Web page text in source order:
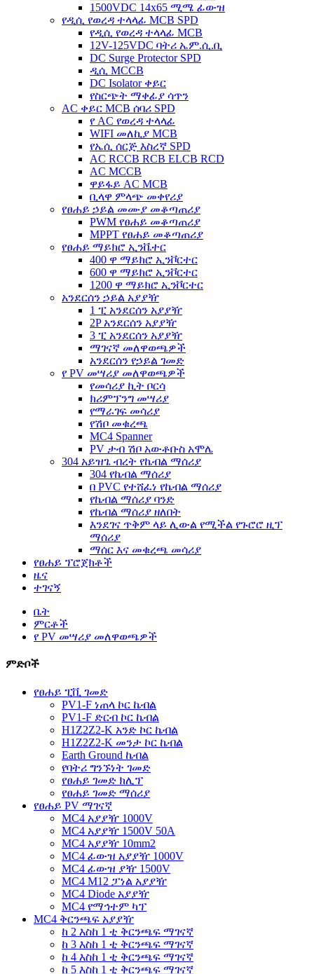
1500VDC 14x65 ሚሜ ፊውዝ
የዲሲ የወረዳ ተላላፊ MCB SPD
የዲሲ የወረዳ ተላላፊ MCB
12V-125VDC ባትሪ ኤም.ሲ.ቢ
DC Surge Protector SPD
ዲሲ MCCB
DC Isolator ቀይር
የስርጭት ማቀፊያ ሳጥን
AC ቀይር MCB ሰባሪ SPD
የ AC የወረዳ ተላላፊ
WIFI መለኪያ MCB
የኤሲ ሰርጅ እስረኛ SPD
AC RCCB RCB ELCB RCD
AC MCCB
ዋይፋይ AC MCB
ቢላዋ ምላጭ መቀየሪያ
የፀሐይ ኃይል መሙያ መቆጣጠሪያ
PWM የፀሐይ መቆጣጠሪያ
MPPT የፀሐይ መቆጣጠሪያ
የፀሐይ ማይክሮ ኢንቬተር
400 ዋ ማይክሮ ኢንቮርተር
600 ዋ ማይክሮ ኢንቮርተር
1200 ዋ ማይክሮ ኢንቮርተር
አንደርሰን ኃይል አያያዥ
1 ፒ አንደርሰን አያያዥ
2P አንደርሰን አያያዥ
3 ፒ አንደርሰን አያያዥ
ማገናኛ መለዋወጫዎች
አንደርሰን የኃይል ገመድ
የ PV መሣሪያ መለዋወጫዎች
የመሳሪያ ኪት ቦርሳ
ክሪምፕንግ መሣሪያ
የማራገፍ መሳሪያ
የሽቦ መቁረጫ
MC4 Spanner
PV ታብ ሽቦ አውቶቡስ አሞሌ
304 አይዝጌ ብረት የኬብል ማሰሪያ
304 የኬብል ማሰሪያ
በ PVC የተሸፈነ የኬብል ማሰሪያ
የኬብል ማሰሪያ ባንድ
የኬብል ማሰሪያ ዘለበት
እንደገና ጥቅም ላይ ሊውል የሚችል የጉሮሮ ዚፕ
ማሰሪያ
ማሰር እና መቁረጫ መሳሪያ
የፀሐይ ፕሮጀክቶች
ዜና
ተገናኝ
ቤት
ምርቶች
የ PV መሣሪያ መለዋወጫዎች
ምድቦች
የፀሐይ ፒቪ ገመድ
PV1-F ነጠላ ኮር ኬብል
PV1-F ድርብ ኮር ኬብል
H1Z2Z2-K አንድ ኮር ኬብል
H1Z2Z2-K መንታ ኮር ኬብል
Earth Ground ኬብል
የባትሪ ግንኙነት ገመድ
የፀሐይ ገመድ ክሊፕ
የፀሐይ ገመድ ማሰሪያ
የፀሐይ PV ማገናኛ
MC4 አያያዥ 1000V
MC4 አያያዥ 1500V 50A
MC4 አያያዥ 10mm2
MC4 ፊውዝ አያያዥ 1000V
MC4 ፊውዝ ያዥ 1500V
MC4 M12 ፓነል አያያዥ
MC4 Diode አያያዥ
MC4 የማኅተም ካፕ
MC4 ቅርንጫፍ አያያዥ
ከ 2 እስከ 1 ቲ ቅርንጫፍ ማገናኛ
ከ 3 እስከ 1 ቲ ቅርንጫፍ ማገናኛ
ከ 4 እስከ 1 ቲ ቅርንጫፍ ማገናኛ
ከ 5 እስከ 1 ቲ ቅርንጫፍ ማገናኛ